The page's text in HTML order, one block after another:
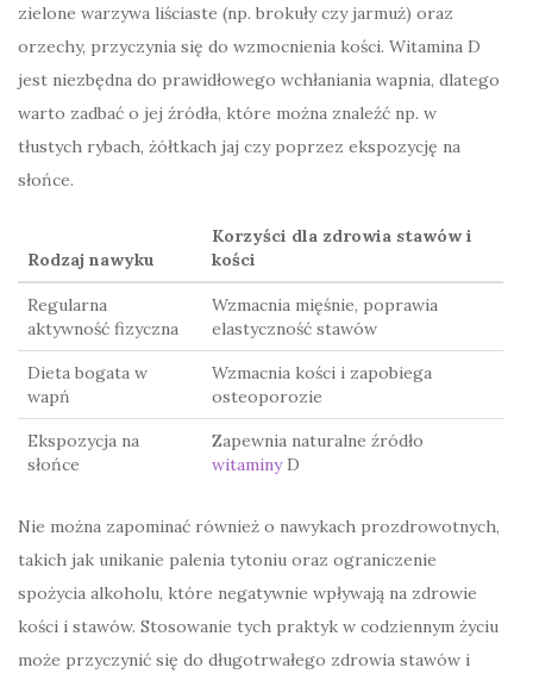
zielone warzywa liściaste (np. brokuły czy jarmuż) oraz
orzechy, przyczynia się do wzmocnienia kości. Witamina D
jest niezbędna do prawidłowego wchłaniania wapnia, dlatego
warto zadbać o jej źródła, które można znaleźć np. w
tłustych rybach, żółtkach jaj czy poprzez ekspozycję na
słońce.
Rodzaj nawyku
Korzyści dla zdrowia stawów i
kości
Regularna
aktywność fizyczna
Wzmacnia mięśnie, poprawia
elastyczność stawów
Dieta bogata w
wapń
Wzmacnia kości i zapobiega
osteoporozie
Ekspozycja na
słońce
Zapewnia naturalne źródło
witaminyD
Nie można zapominać również o nawykach prozdrowotnych,
takich jak unikanie palenia tytoniu oraz ograniczenie
spożycia alkoholu, które negatywnie wpływają na zdrowie
kości i stawów. Stosowanie tych praktyk w codziennym życiu
może przyczynić się do długotrwałego zdrowia stawów i